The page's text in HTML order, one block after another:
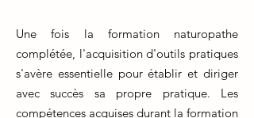
Une fois la formation naturopathe
complétée, l'acquisition d'outils pratiques
s'avère essentielle pour établir et diriger
avec succès sa propre pratique. Les
compétences acquises durant la formation